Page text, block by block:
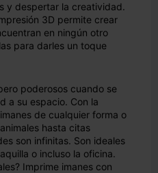
y despertar la creatividad.
3D permite crear
en ningún otro
para darles un toque
poderosos cuando se
a su espacio. Con la
de cualquier forma o
hasta citas
son infinitas. Son ideales
o incluso la oficina.
Imprime imanes con